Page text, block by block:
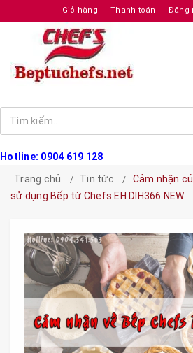
Giỏ hàng Thanh toán Đăng
Hotline: 0904 619 128
Trang chủ
Tin tức
Cảm nhận
sử dụng Bếp từ Chefs EH DIH366 NEW